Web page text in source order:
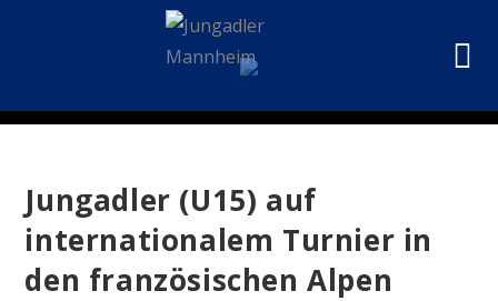
Jungadler (U15) auf
internationalem Turnier in
den französischen Alpen